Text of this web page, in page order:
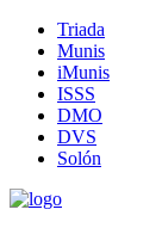
Triada
Munis
iMunis
ISSS
DMO
DVS
Solón